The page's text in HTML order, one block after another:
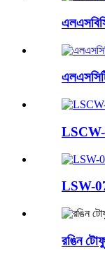
LSCW-
LSW-
রঙিন